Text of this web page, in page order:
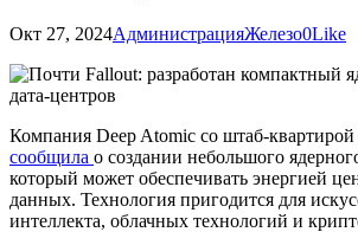
Окт 27, 2024АдминистрацияЖелезо0Like
Компания Deep Atomic со штаб-
сообщила о создании небольшого
который может обеспечивать энергией
данных. Технология пригодится для
интеллекта, облачных технологий и